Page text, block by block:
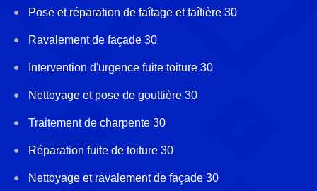
Pose et réparation de faîtage et faîtière 30
Ravalement de façade 30
Intervention d'urgence fuite toiture 30
Nettoyage et pose de gouttière 30
Traitement de charpente 30
Réparation fuite de toiture 30
Nettoyage et ravalement de façade 30